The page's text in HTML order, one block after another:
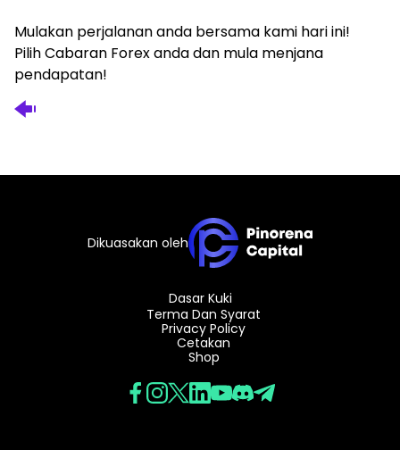
Mulakan perjalanan anda bersama kami hari ini!
Pilih Cabaran Forex anda dan mula menjana
pendapatan!
Dikuasakan oleh
Dasar Kuki
Terma Dan Syarat
Privacy Policy
Cetakan
Shop